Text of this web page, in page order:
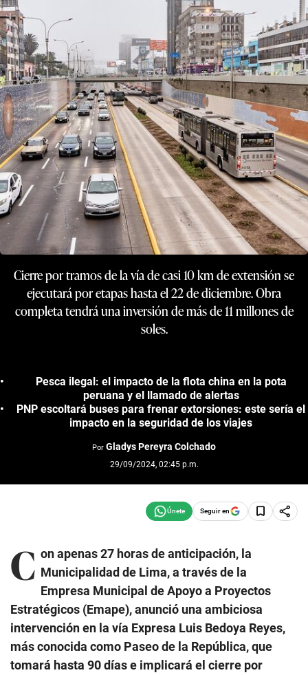
Cierre por tramos de la vía de casi 10 km de extensión se
ejecutará por etapas hasta el 22 de diciembre. Obra
completa tendrá una inversión de más de 11 millones de
soles.
Pesca ilegal: el impacto de la flota china en la pota
peruana y el llamado de alertas
PNP escoltará buses para frenar extorsiones: este sería el
impacto en la seguridad de los viajes
Por Gladys Pereyra Colchado
29/09/2024, 02:45 p.m.
Seguir en
C on apenas 27 horas de anticipación, la
Municipalidad de Lima, a través de la
Empresa Municipal de Apoyo a Proyectos
Estratégicos (Emape), anunció una ambiciosa
intervención en la vía Expresa Luis Bedoya Reyes,
más conocida como Paseo de la República, que
tomará hasta 90 días e implicará el cierre por